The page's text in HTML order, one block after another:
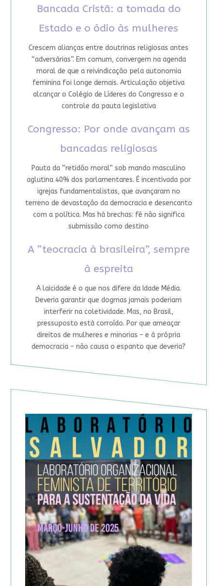
Bancada Cristã: a tomada do
Estado e o ódio às mulheres
Crescem alianças entre doutrinas religiosas antes
“adversárias”. Em comum, convergem na agenda
moral de que a reivindicação pela autonomia
feminina foi longe demais. Articulação objetiva
alcançar o Colégio de Líderes do Congresso e o
controle da pauta legislativa
Congresso: Por onde avançam as
bancadas religiosas
Pauta da “retidão moral” sob mando masculino
aglutina 40% dos parlamentares. É incentivada por
igrejas fundamentalistas, que avançaram no
terreno de devastação da democracia e desencanto
com a política. Mas há brechas: fé não significa
submissão como destino
A “teocracia à brasileira”, sempre
à espreita
A laicidade é o que nos difere da Idade Média.
Deveria garantir que dogmas jamais poderiam
interferir na coletividade. Mas, no Brasil,
pressuposto está corroído. Por que ameaçar
direitos de mulheres e minorias – e à própria
democracia – não causa o espanto que deveria?